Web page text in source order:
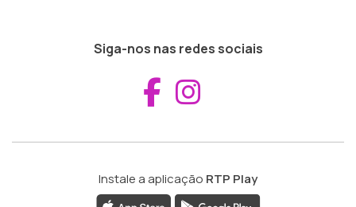
Siga-nos nas redes sociais
Aceder ao
Instale a aplicação RTP Play